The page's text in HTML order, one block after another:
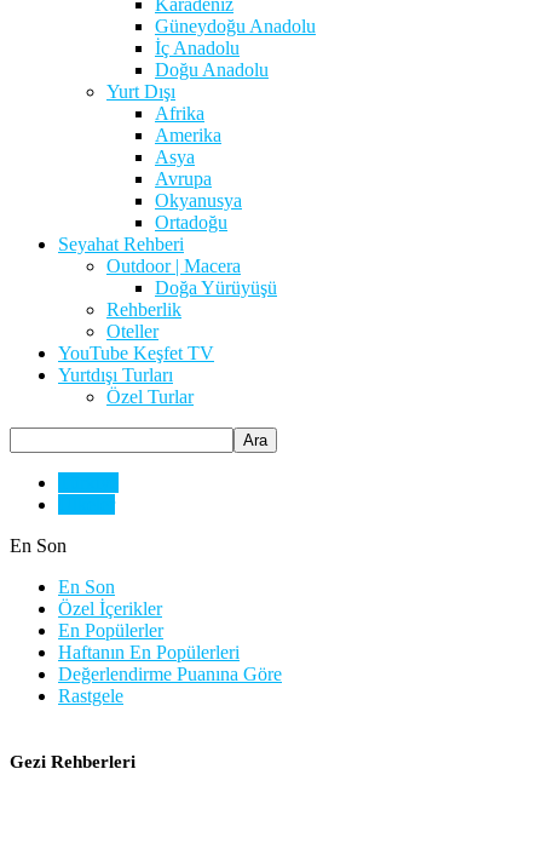
Karadeniz
Güneydoğu Anadolu
İç Anadolu
Doğu Anadolu
Yurt Dışı
Afrika
Amerika
Asya
Avrupa
Okyanusya
Ortadoğu
Seyahat Rehberi
Outdoor | Macera
Doğa Yürüyüşü
Rehberlik
Oteller
YouTube Keşfet TV
Yurtdışı Turları
Özel Turlar
En Son
En Son
Özel İçerikler
En Popülerler
Haftanın En Popülerleri
Değerlendirme Puanına Göre
Rastgele
Gezi Rehberleri